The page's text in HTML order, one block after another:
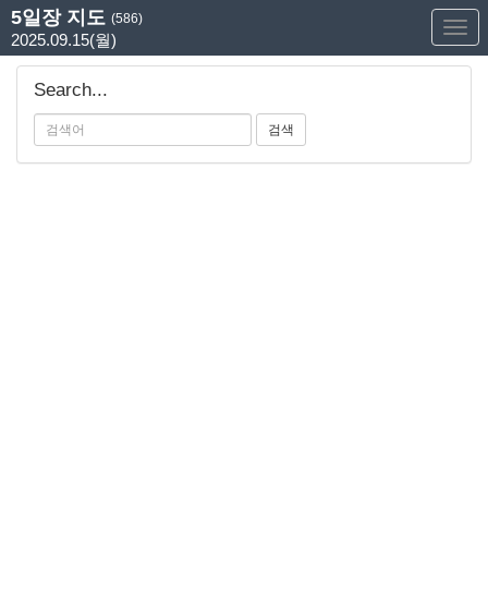
5일장 지도 (586)
2025.09.15(월)
Search...
검색